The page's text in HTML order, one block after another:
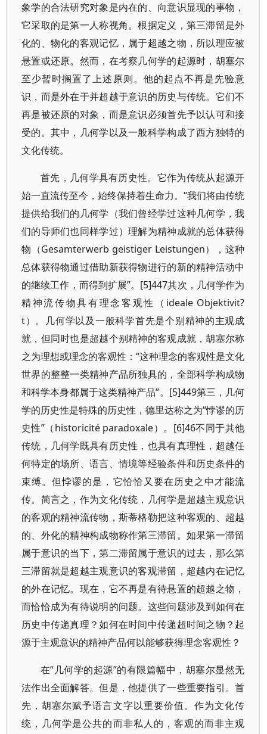
象学的合法研究对象是内在的、向意识显现的事物，
它采取的是第一人称视角。根据定义，第三滞留是外
化的、物化的客观记忆，属于超越之物，所以理应被
悬置或还原。然而，在考察几何学的起源时，胡塞尔
至少暂时搁置了上述原则。他的起点不再是先验意
识，而是外在于并超越于意识的历史与传统。它们不
再是被还原的对象，而是意识必须首先予以认可和接
受的。其中，几何学以及一般科学构成了西方独特的
文化传统。
首先，几何学具有历史性。它作为传统从起源开
始一直流传至今，始终保持着生命力。“我们将由传统
提供给我们的几何学（我们曾经学过这种几何学，我
们的导师们也同样学过）理解为精神成就的总体获得
物（Gesamterwerb geistiger Leistungen），这种
总体获得物通过借助新获得物进行的新的精神活动中
的继续工作，而得到扩展”。[5]447其次，几何学作为
精神流传物具有理念客观性（ideale Objektivit?
t）。几何学以及一般科学首先是个别精神的主观成
就，但同时也是超越个别精神的客观成就，胡塞尔称
之为理想或理念的客观性：“这种理念的客观性是文化
世界的整整一类精神产品所独具的，全部科学构成物
和科学本身都属于这类精神产品”。[5]449第三，几何
学的历史性是特殊的历史性，德里达称之为“悖谬的历
史性”（historicité paradoxale）。[6]46不同于其他
传统，几何学既具有历史性，也具有真理性，超越任
何特定的场所、语言、情境等经验条件和历史条件的
束缚。但悖谬的是，它恰恰又要在历史之中才能流
传。简言之，作为文化传统，几何学是超越主观意识
的客观的精神流传物，斯蒂格勒把这种客观的、超越
的、外化的精神构成物称作第三滞留。如果第一滞留
属于意识的当下，第二滞留属于意识的过去，那么第
三滞留就是超越主观意识的客观滞留，超越内在记忆
的外在记忆。现在，它不再是有待悬置的超越之物，
而恰恰成为有待说明的问题。这些问题涉及到如何在
历史中传递真理？如何在时间中传递超时间之物？起
源于主观意识的精神产品何以能够获得理念客观性？
在“几何学的起源”的有限篇幅中，胡塞尔显然无
法作出全面解答。但是，他提供了一些重要指引。首
先，胡塞尔赋予语言文字以重要价值。作为文化传
统，几何学是公共的而非私人的，客观的而非主观